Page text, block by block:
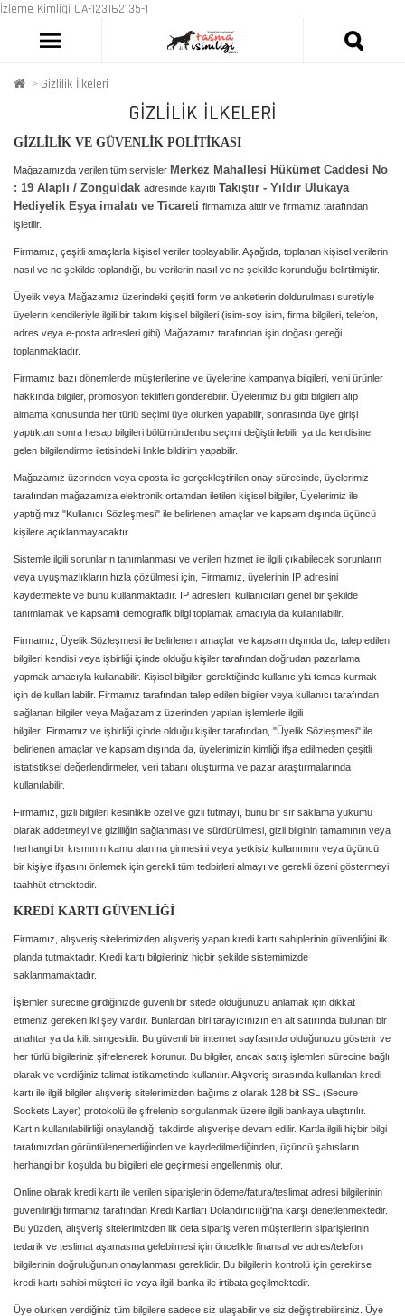
İzleme Kimliği UA-123162135-1
Gizlilik İlkeleri
GIZLILIK İLKELERI
GİZLİLİK VE GÜVENLİK POLİTİKASI
Mağazamızda verilen tüm servisler Merkez Mahallesi Hükümet Caddesi No
: 19 Alaplı / Zonguldak adresinde kayıtlı Takıştır - Yıldır Ulukaya
Hediyelik Eşya imalatı ve Ticareti firmamıza aittir ve firmamız tarafından
işletilir.
Firmamız, çeşitli amaçlarla kişisel veriler toplayabilir. Aşağıda, toplanan kişisel verilerin
nasıl ve ne şekilde toplandığı, bu verilerin nasıl ve ne şekilde korunduğu belirtilmiştir.
Üyelik veya Mağazamız üzerindeki çeşitli form ve anketlerin doldurulması suretiyle
üyelerin kendileriyle ilgili bir takım kişisel bilgileri (isim-soy isim, firma bilgileri, telefon,
adres veya e-posta adresleri gibi) Mağazamız tarafından işin doğası gereği
toplanmaktadır.
Firmamız bazı dönemlerde müşterilerine ve üyelerine kampanya bilgileri, yeni ürünler
hakkında bilgiler, promosyon teklifleri gönderebilir. Üyelerimiz bu gibi bilgileri alıp
almama konusunda her türlü seçimi üye olurken yapabilir, sonrasında üye girişi
yaptıktan sonra hesap bilgileri bölümündenbu seçimi değiştirilebilir ya da kendisine
gelen bilgilendirme iletisindeki linkle bildirim yapabilir.
Mağazamız üzerinden veya eposta ile gerçekleştirilen onay sürecinde, üyelerimiz
tarafından mağazamıza elektronik ortamdan iletilen kişisel bilgiler, Üyelerimiz ile
yaptığımız "Kullanıcı Sözleşmesi" ile belirlenen amaçlar ve kapsam dışında üçüncü
kişilere açıklanmayacaktır.
Sistemle ilgili sorunların tanımlanması ve verilen hizmet ile ilgili çıkabilecek sorunların
veya uyuşmazlıkların hızla çözülmesi için, Firmamız, üyelerinin IP adresini
kaydetmekte ve bunu kullanmaktadır. IP adresleri, kullanıcıları genel bir şekilde
tanımlamak ve kapsamlı demografik bilgi toplamak amacıyla da kullanılabilir.
Firmamız, Üyelik Sözleşmesi ile belirlenen amaçlar ve kapsam dışında da, talep edilen
bilgileri kendisi veya işbirliği içinde olduğu kişiler tarafından doğrudan pazarlama
yapmak amacıyla kullanabilir. Kişisel bilgiler, gerektiğinde kullanıcıyla temas kurmak
için de kullanılabilir. Firmamız tarafından talep edilen bilgiler veya kullanıcı tarafından
sağlanan bilgiler veya Mağazamız üzerinden yapılan işlemlerle ilgili
bilgiler; Firmamız ve işbirliği içinde olduğu kişiler tarafından, "Üyelik Sözleşmesi" ile
belirlenen amaçlar ve kapsam dışında da, üyelerimizin kimliği ifşa edilmeden çeşitli
istatistiksel değerlendirmeler, veri tabanı oluşturma ve pazar araştırmalarında
kullanılabilir.
Firmamız, gizli bilgileri kesinlikle özel ve gizli tutmayı, bunu bir sır saklama yükümü
olarak addetmeyi ve gizliliğin sağlanması ve sürdürülmesi, gizli bilginin tamamının veya
herhangi bir kısmının kamu alanına girmesini veya yetkisiz kullanımını veya üçüncü
bir kişiye ifşasını önlemek için gerekli tüm tedbirleri almayı ve gerekli özeni göstermeyi
taahhüt etmektedir.
KREDİ KARTI GÜVENLİĞİ
Firmamız, alışveriş sitelerimizden alışveriş yapan kredi kartı sahiplerinin güvenliğini ilk
planda tutmaktadır. Kredi kartı bilgileriniz hiçbir şekilde sistemimizde
saklanmamaktadır.
İşlemler sürecine girdiğinizde güvenli bir sitede olduğunuzu anlamak için dikkat
etmeniz gereken iki şey vardır. Bunlardan biri tarayıcınızın en alt satırında bulunan bir
anahtar ya da kilit simgesidir. Bu güvenli bir internet sayfasında olduğunuzu gösterir ve
her türlü bilgileriniz şifrelenerek korunur. Bu bilgiler, ancak satış işlemleri sürecine bağlı
olarak ve verdiğiniz talimat istikametinde kullanılır. Alışveriş sırasında kullanılan kredi
kartı ile ilgili bilgiler alışveriş sitelerimizden bağımsız olarak 128 bit SSL (Secure
Sockets Layer) protokolü ile şifrelenip sorgulanmak üzere ilgili bankaya ulaştırılır.
Kartın kullanılabilirliği onaylandığı takdirde alışverişe devam edilir. Kartla ilgili hiçbir bilgi
tarafımızdan görüntülenemediğinden ve kaydedilmediğinden, üçüncü şahısların
herhangi bir koşulda bu bilgileri ele geçirmesi engellenmiş olur.
Online olarak kredi kartı ile verilen siparişlerin ödeme/fatura/teslimat adresi bilgilerinin
güvenilirliği firmamiz tarafından Kredi Kartları Dolandırıcılığı'na karşı denetlenmektedir.
Bu yüzden, alışveriş sitelerimizden ilk defa sipariş veren müşterilerin siparişlerinin
tedarik ve teslimat aşamasına gelebilmesi için öncelikle finansal ve adres/telefon
bilgilerinin doğruluğunun onaylanması gereklidir. Bu bilgilerin kontrolü için gerekirse
kredi kartı sahibi müşteri ile veya ilgili banka ile irtibata geçilmektedir.
Üye olurken verdiğiniz tüm bilgilere sadece siz ulaşabilir ve siz değiştirebilirsiniz. Üye